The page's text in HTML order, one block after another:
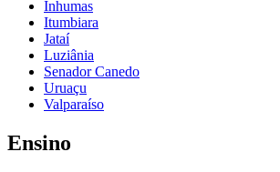
Inhumas
Itumbiara
Jataí
Luziânia
Senador Canedo
Uruaçu
Valparaíso
Ensino